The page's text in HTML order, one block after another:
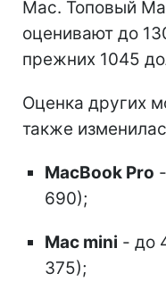
Mac. Топовый
оценивают до
прежних 1045
Оценка других
также
MacBook Pro
690);
Mac mini - до
375);